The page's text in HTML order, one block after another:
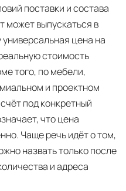
поставки и состава
может выпускаться в
цена на
стоимость
того, по мебели,
и проектном
под конкретный
что цена
Чаще речь идёт о том,
назвать только после
и адреса